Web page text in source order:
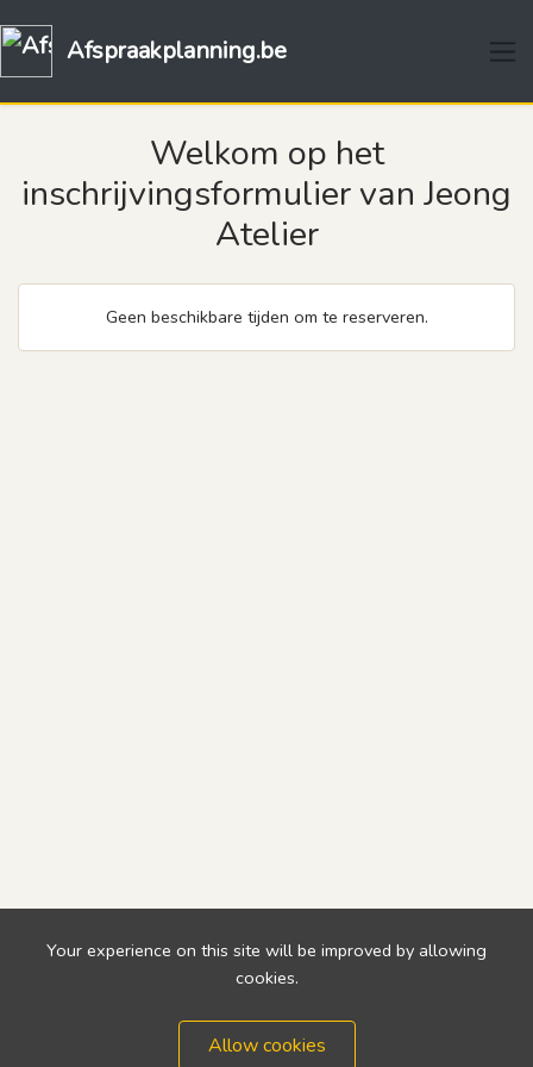
Afspraakplanning.be
Welkom op het
inschrijvingsformulier van Jeong
Atelier
Geen beschikbare tijden om te reserveren.
Your experience on this site will be improved by allowing
cookies.
Allow cookies